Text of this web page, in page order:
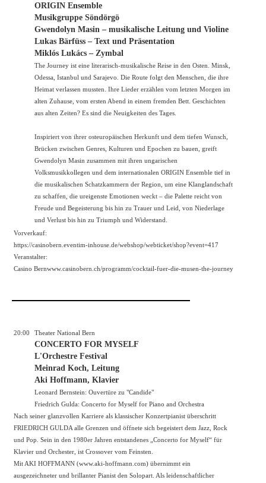
ORIGIN Ensemble
Musikgruppe Söndörgö
Gwendolyn Masin – musikalische Leitung und Violine
Lukas Bärfüss – Text und Präsentation
Miklós Lukács – Zymbal
The Journey ist eine literarisch-musikalische Reise in den Osten. Minsk,
Odessa, Istanbul und Sarajevo. Die Route folgt den Menschen, die ihre
Heimat verlassen mussten. Ihre Lieder erzählen vom letzten Morgen im
alten Zuhause, vom ersten Abend in einem fremden Bett. Geschichten
aus alten Zeiten? Es sind die Neuigkeiten des Tages.
Inspiriert von ihrer osteuropäischen Herkunft und dem tiefen Wunsch,
Brücken zwischen Genres, Kulturen und Epochen zu bauen, greift
Gwendolyn Masin zusammen mit ihren ungarischen
Volksmusikkollegen und dem internationalen ORIGIN Ensemble tief in
die musikalischen Schatzkammern der Region, um eine Klanglandschaft
zu schaffen, die ureigenste Emotionen weckt – die Palette reicht von
Freude und Begeisterung bis hin zu Trauer und Leid, von Niederlage
und Verlust bis hin zu Triumph und Widerstand.
Vorverkauf:
https://casinobern.eventim-inhouse.de/webshop/webticket/shop?event=417
Veranstalter:
Casino Bernwww.casinobern.ch/programm/cocktail-fuer-die-musen-the-journey
20:00 Theater National Bern
CONCERTO FOR MYSELF
L'Orchestre Festival
Meinrad Koch, Leitung
Aki Hoffmann, Klavier
Leonard Bernstein: Ouvertüre zu "Candide"
Friedrich Gulda: Concerto for Myself for Piano and Orchestra
Nach seiner glanzvollen Karriere als klassischer Konzertpianist überschritt
FRIEDRICH GULDA alle Grenzen und öffnete sich begeistert dem Jazz, Rock
und Pop. Sein in den 1980er Jahren entstandenes „Concerto for Myself“ für
Klavier und Orchester, ist Crossover vom Feinsten.
Mit AKI HOFFMANN (www.aki-hoffmann.com) übernimmt ein
ausgezeichneter und brillanter Pianist den Solopart. Als leidenschaftlicher